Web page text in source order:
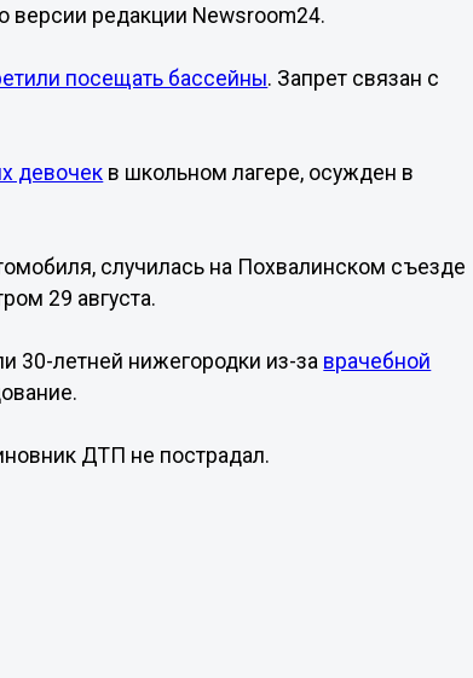
редакции Newsroom24.
посещать бассейны. Запрет связан с
девочек в школьном лагере, осужден в
случилась на Похвалинском съезде
29 августа.
30-летней нижегородки из-за врачебной
ДТП не пострадал.